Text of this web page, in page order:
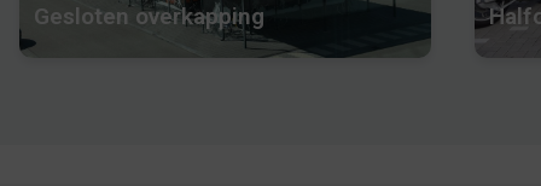
Gesloten overkapping